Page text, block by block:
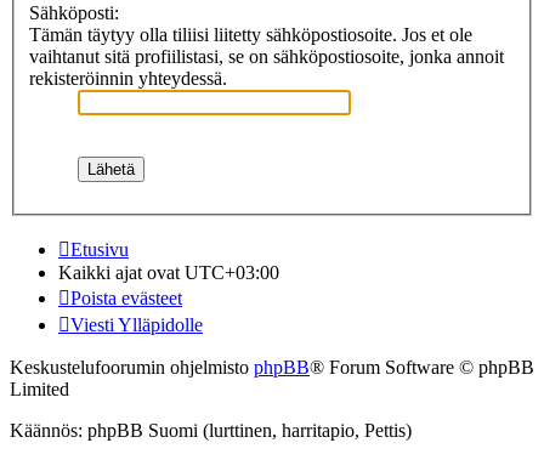
Sähköposti:
Tämän täytyy olla tiliisi liitetty sähköpostiosoite. Jos et ole
vaihtanut sitä profiilistasi, se on sähköpostiosoite, jonka annoit
rekisteröinnin yhteydessä.
Etusivu
Kaikki ajat ovat UTC+03:00
Poista evästeet
Viesti Ylläpidolle
Keskustelufoorumin ohjelmisto phpBB® Forum Software © phpBB
Limited
Käännös: phpBB Suomi (lurttinen, harritapio, Pettis)